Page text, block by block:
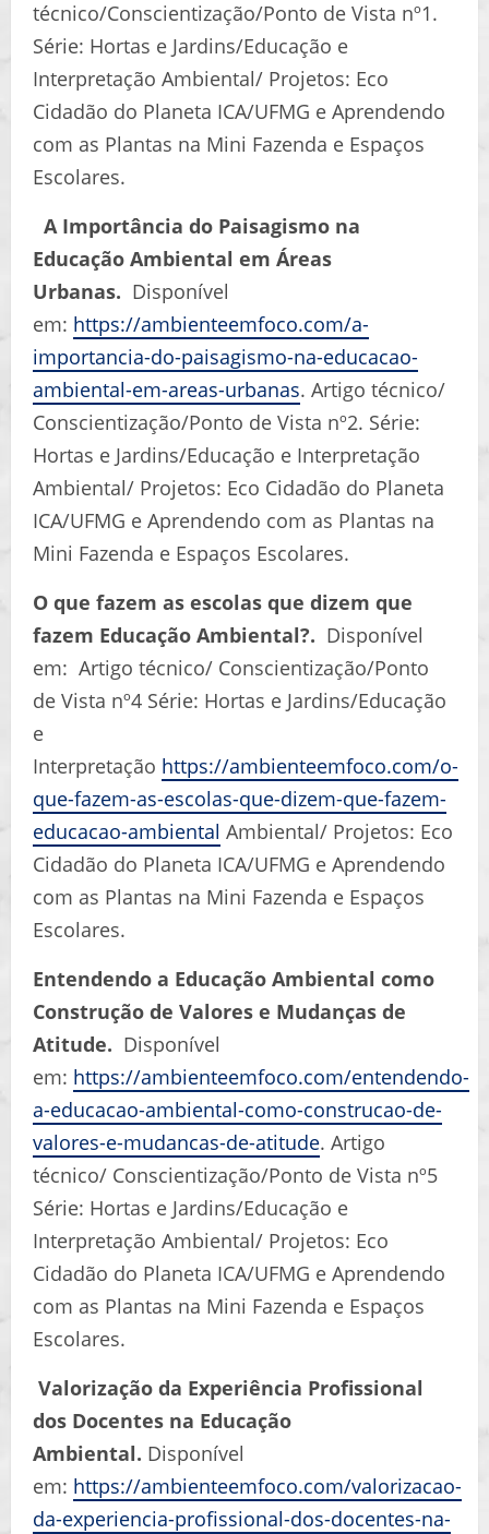
técnico/Conscientização/Ponto de Vista nº1.
Série: Hortas e Jardins/Educação e
Interpretação Ambiental/ Projetos: Eco
Cidadão do Planeta ICA/UFMG e Aprendendo
com as Plantas na Mini Fazenda e Espaços
Escolares.
A Importância do Paisagismo na
Educação Ambiental em Áreas
Urbanas. Disponível
em: https://ambienteemfoco.com/a-
importancia-do-paisagismo-na-educacao-
ambiental-em-areas-urbanas. Artigo técnico/
Conscientização/Ponto de Vista nº2. Série:
Hortas e Jardins/Educação e Interpretação
Ambiental/ Projetos: Eco Cidadão do Planeta
ICA/UFMG e Aprendendo com as Plantas na
Mini Fazenda e Espaços Escolares.
O que fazem as escolas que dizem que
fazem Educação Ambiental?. Disponível
em: Artigo técnico/ Conscientização/Ponto
de Vista nº4 Série: Hortas e Jardins/Educação
e
Interpretação https://ambienteemfoco.com/o-
que-fazem-as-escolas-que-dizem-que-fazem-
educacao-ambiental Ambiental/ Projetos: Eco
Cidadão do Planeta ICA/UFMG e Aprendendo
com as Plantas na Mini Fazenda e Espaços
Escolares.
Entendendo a Educação Ambiental como
Construção de Valores e Mudanças de
Atitude. Disponível
em: https://ambienteemfoco.com/entendendo-
a-educacao-ambiental-como-construcao-de-
valores-e-mudancas-de-atitude. Artigo
técnico/ Conscientização/Ponto de Vista nº5
Série: Hortas e Jardins/Educação e
Interpretação Ambiental/ Projetos: Eco
Cidadão do Planeta ICA/UFMG e Aprendendo
com as Plantas na Mini Fazenda e Espaços
Escolares.
Valorização da Experiência Profissional
dos Docentes na Educação
Ambiental. Disponível
em: https://ambienteemfoco.com/valorizacao-
da-experiencia-profissional-dos-docentes-na-